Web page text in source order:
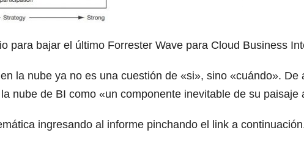
para bajar el último Forrester Wave para Cloud Business
la nube ya no es una cuestión de «si», sino «cuándo».
nube de BI como «un componente inevitable de su
ingresando al informe pinchando el link a